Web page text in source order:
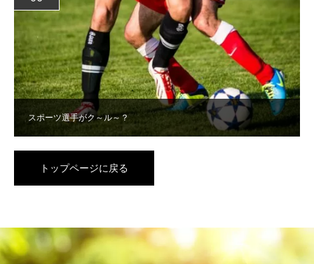
スポーツ選手がク～ル～？
トップページに戻る